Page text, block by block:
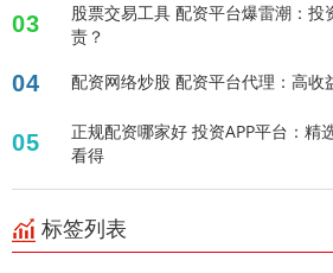
03
股票交易工具 配资平台爆雷潮：投
责？
04 配资网络炒股 配资平台代理：高收
05
正规配资哪家好 投资APP平台：精
看得
标签列表